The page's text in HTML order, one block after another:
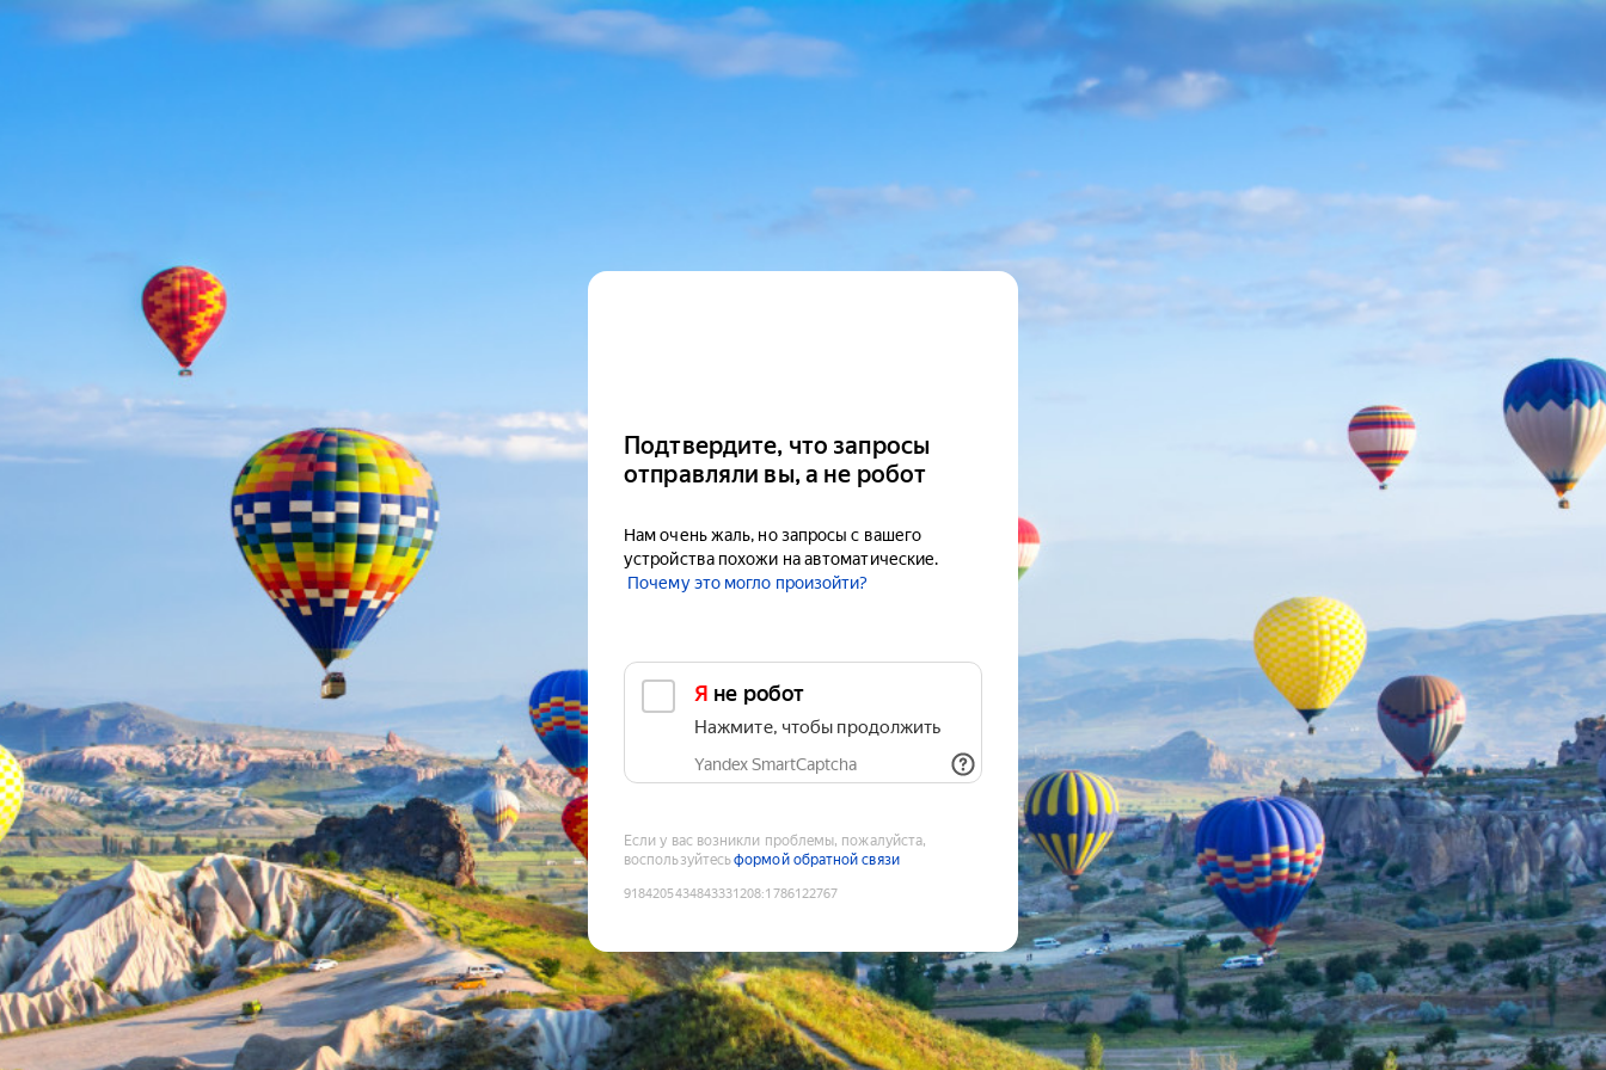
Подтвердите, что запросы
отправляли вы, а не робот
Нам очень жаль, но запросы с вашего
устройства похожи на автоматические.
Почему это могло произойти?
Я не робот
Нажмите, чтобы продолжить
Yandex SmartCaptcha
Если у вас возникли проблемы, пожалуйста,
воспользуйтесьформой обратной связи
9184205434843331208:1786122767